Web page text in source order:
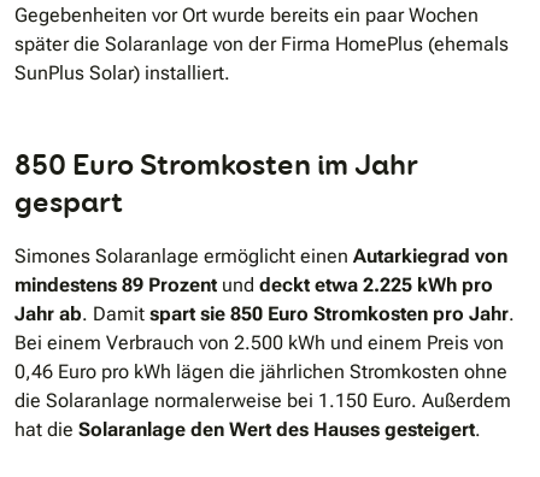
Gegebenheiten vor Ort wurde bereits ein paar Wochen
später die Solaranlage von der Firma HomePlus (ehemals
SunPlus Solar) installiert.
850 Euro Stromkosten im Jahr
gespart
Simones Solaranlage ermöglicht einen Autarkiegrad von
mindestens 89 Prozent und deckt etwa 2.225 kWh pro
Jahr ab. Damit spart sie 850 Euro Stromkosten pro Jahr.
Bei einem Verbrauch von 2.500 kWh und einem Preis von
0,46 Euro pro kWh lägen die jährlichen Stromkosten ohne
die Solaranlage normalerweise bei 1.150 Euro. Außerdem
hat die Solaranlage den Wert des Hauses gesteigert.